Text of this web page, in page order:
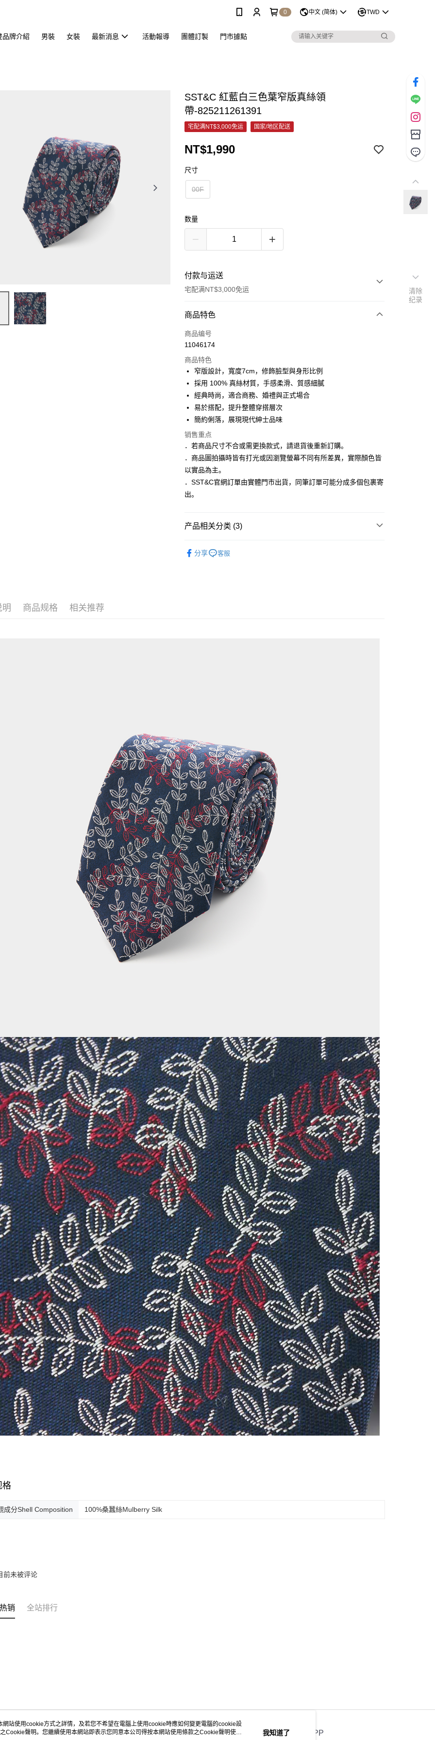
0 中文 (简体) TWD
品牌介紹 男裝 女裝 最新消息 活動報導 團體訂製 門市據點
SST&C 紅藍白三色葉窄版真絲領
帶-825211261391
宅配满NT$3,000免运 国家/地区配送
NT$1,990
尺寸
00F
数量
付款与运送
宅配满NT$3,000免运
付款方式
信用卡一次付款
3期 0利率，每期 NT$663
合作金库商业银行
第一商业银行
华南商业银行
彰化商业银行
国泰世华商业银行
台湾中小企业银行
汇丰（台湾）商业银行
联邦商业银行
远东国际商业银行
玉山商业银行
星展（台湾）商业银行
台新国际商业银行
台湾乐天信用卡公司
6期 0利率，每期NT$331
合作金库商业银行
第一商业银行
华南商业银行
上海商业储蓄银行
台湾中小企业银行
汇丰（台湾）商业银行
华泰商业银行
联邦商业银行
远东国际商业银行
元大商业银行
台新国际商业银行
中国信托商业银行
LINE Pay
Apple Pay
街口支付
Google Pay
每笔NT$120，满NT$3,000(含以上)免运费
商品特色
商品编号
11046174
商品特色
窄版設計，寬度7cm，修飾臉型與身形比例
採用 100% 真絲材質，手感柔滑、質感細膩
經典時尚，適合商務、婚禮與正式場合
易於搭配，提升整體穿搭層次
簡約俐落，展現現代紳士品味
销售重点
．若商品尺寸不合或需更換款式，請退貨後重新訂購。
．商品圖拍攝時皆有打光或因瀏覽螢幕不同有所差異，實際顏色皆
以實品為主。
．SST&C官網訂單由實體門市出貨，同筆訂單可能分成多個包裹寄
出。
产品相关分类 (3)
分享 客服
明 商品规格 相关推荐
格
成分Shell Composition 100%桑蠶絲Mulberry Silk
前未被评论
销 全站排行
关于我们 客服资讯 官方APP
清除
纪录
站使用cookie方式之詳情，及若您不希望在電腦上使用cookie時應如何變更電腦的cookie設
Cookie聲明。您繼續使用本網站即表示您同意本公司得按本網站使用條款之Cookie聲明使用
我知道了